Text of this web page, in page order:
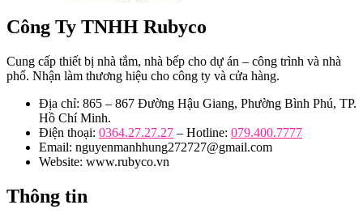
Công Ty TNHH Rubyco
Cung cấp thiết bị nhà tắm, nhà bếp cho dự án – công trình và nhà
phố. Nhận làm thương hiệu cho công ty và cửa hàng.
Địa chỉ: 865 – 867 Đường Hậu Giang, Phường Bình Phú, TP.
Hồ Chí Minh.
Điện thoại: 0364.27.27.27 – Hotline: 079.400.7777
Email: nguyenmanhhung272727@gmail.com
Website: www.rubyco.vn
Thông tin